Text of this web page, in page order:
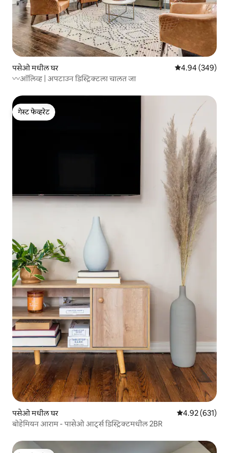
पसेओ मधील घर 5 पैकी 4.94
4.94 (349)
〰️ऑलिव्ह | अपटाउन डिस्ट्रिक्टला चालत जा
गेस्ट फेव्हरेट
गेस्ट फेव्हरेट
पसेओ मधील घर 5 पैकी 4.92
4.92 (631)
बोहेमियन आराम - पासेओ आर्ट्स डिस्ट्रिक्टमधील 2BR